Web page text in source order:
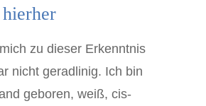
zu dieser Erkenntnis
nicht geradlinig. Ich bin
geboren, weiß, cis-